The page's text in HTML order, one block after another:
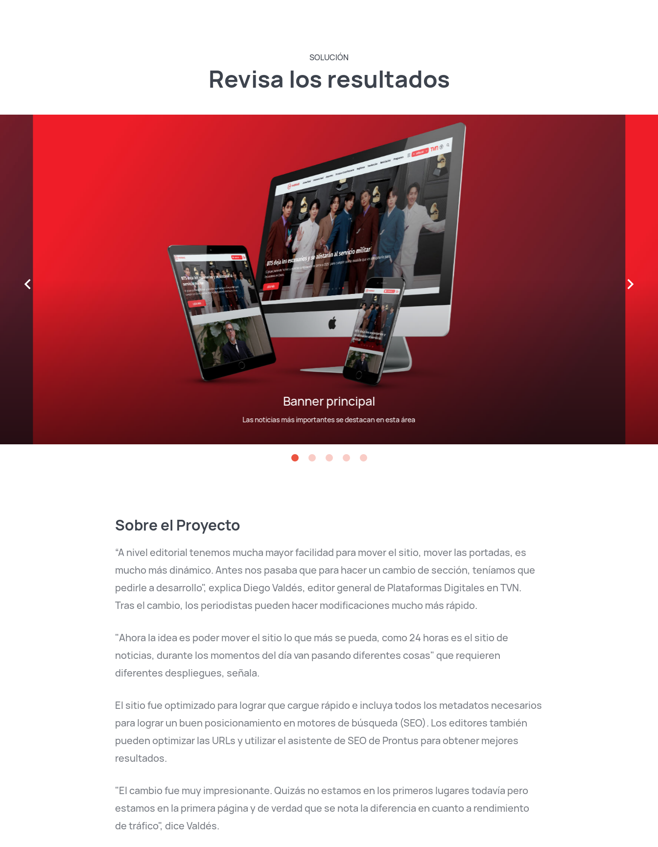
SOLUCIÓN
Revisa los resultados
Banner principal
Las noticias más importantes se destacan en esta área
Sobre el Proyecto
“Anivel editorial tenemos mucha mayor facilidad para mover el sitio, mover las portadas, es
mucho más dinámico. Antes nos pasaba que para hacer un cambio de sección, teníamos que
pedirle a desarrollo", explica Diego Valdés, editor general de Plataformas Digitales en TVN.
Tras el cambio, los periodistas pueden hacer modificaciones mucho más rápido.
"Ahora la idea es poder mover el sitio lo que más se pueda, como 24 horas es el sitio de
noticias, durante los momentos del día van pasando diferentes cosas" que requieren
diferentes despliegues, señala.
El sitio fue optimizado para lograr que cargue rápido e incluya todos los metadatos necesarios
para lograr un buen posicionamiento en motores de búsqueda (SEO). Los editores también
pueden optimizar las URLs y utilizar el asistente de SEO de Prontus para obtener mejores
resultados.
"El cambio fue muy impresionante. Quizás no estamos en los primeros lugares todavía pero
estamos en la primera página y de verdad que se nota la diferencia en cuanto a rendimiento
de tráfico", dice Valdés.